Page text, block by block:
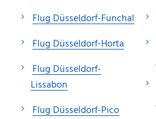
Flug Düsseldorf-Funchal
Flug Düsseldorf-Horta
Flug Düsseldorf-
Lissabon
Flug Düsseldorf-Pico